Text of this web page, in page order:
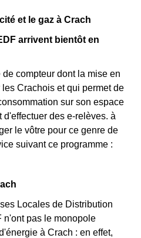
et le gaz à Crach
arrivent bientôt en
compteur dont la mise en
Crachois et qui permet de
sur son espace
des e-relèves. à
le vôtre pour ce genre de
suivant ce programme :
Locales de Distribution
n'ont pas le monopole
à Crach : en effet,